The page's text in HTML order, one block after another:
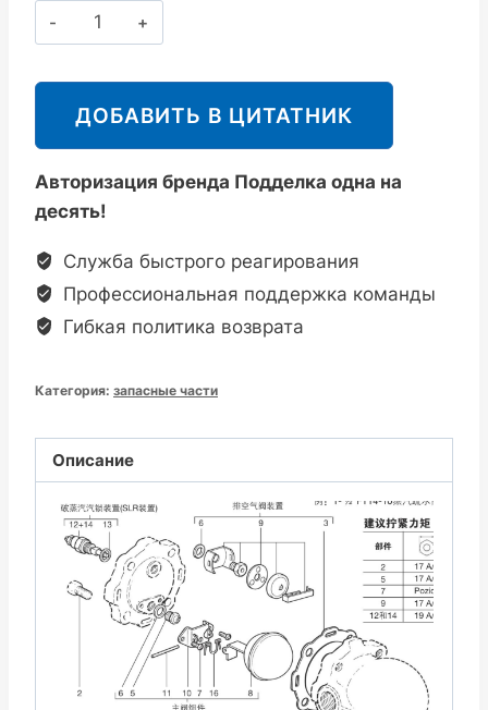
¥92.00.
派
Spirax
FTGS14/FT14
疏
阀
阀
盖
片
墨
垫
片
DN15/DN20/DN25
0660085
数
ДОБАВИТЬ В ЦИТАТНИК
Авторизация бренда Подделка одна на
десять!
Служба быстрого реагирования
Профессиональная поддержка команды
Гибкая политика возврата
Категория: запасные части
Описание